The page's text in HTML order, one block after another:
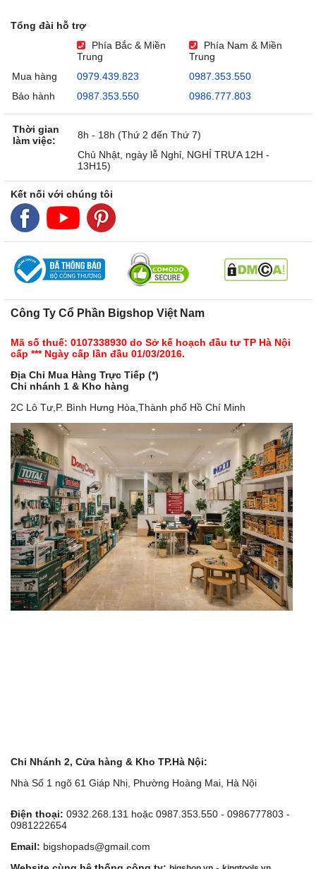
Tổng đài hỗ trợ
Phía Bắc & Miền
Trung
Phía Nam & Miền
Trung
Mua hàng
0979.439.823
0987.353.550
Bảo hành
0987.353.550 0986.777.803
Thời gian
làm việc:
8h - 18h (Thứ 2 đến Thứ 7)
Chủ Nhật, ngày lễ Nghỉ, NGHỈ TRƯA 12H -
13H15)
Kết nối với chúng tôi
Công Ty Cổ Phần Bigshop Việt Nam
Mã số thuế: 0107338930 do Sở kế hoạch đầu tư TP Hà Nội
cấp *** Ngày cấp lần đầu 01/03/2016.
Địa Chỉ Mua Hàng Trực Tiếp (*)
Chi nhánh 1 & Kho hàng
2C Lô Tư,P. Bình Hưng Hòa,Thành phố Hồ Chí Minh
Chi Nhánh 2, Cửa hàng & Kho TP.Hà Nội:
Nhà Số 1 ngõ 61 Giáp Nhị, Phường Hoàng Mai, Hà Nội
Điện thoại: 0932.268.131 hoặc 0987.353.550 - 0986777803 -
0981222654
Email: bigshopads@gmail.com